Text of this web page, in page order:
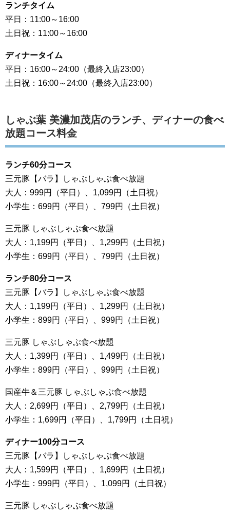
ランチタイム
平日：11:00～16:00
土日祝：11:00～16:00
ディナータイム
平日：16:00～24:00（最終入店23:00）
土日祝：16:00～24:00（最終入店23:00）
しゃぶ葉 美濃加茂店のランチ、ディナーの食べ
放題コース料金
ランチ60分コース
三元豚【バラ】しゃぶしゃぶ食べ放題
大人：999円（平日）、1,099円（土日祝）
小学生：699円（平日）、799円（土日祝）
三元豚 しゃぶしゃぶ食べ放題
大人：1,199円（平日）、1,299円（土日祝）
小学生：699円（平日）、799円（土日祝）
ランチ80分コース
三元豚【バラ】しゃぶしゃぶ食べ放題
大人：1,199円（平日）、1,299円（土日祝）
小学生：899円（平日）、999円（土日祝）
三元豚 しゃぶしゃぶ食べ放題
大人：1,399円（平日）、1,499円（土日祝）
小学生：899円（平日）、999円（土日祝）
国産牛＆三元豚 しゃぶしゃぶ食べ放題
大人：2,699円（平日）、2,799円（土日祝）
小学生：1,699円（平日）、1,799円（土日祝）
ディナー100分コース
三元豚【バラ】しゃぶしゃぶ食べ放題
大人：1,599円（平日）、1,699円（土日祝）
小学生：999円（平日）、1,099円（土日祝）
三元豚 しゃぶしゃぶ食べ放題